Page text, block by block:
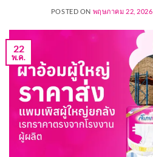
POSTED ON พฤษภาคม 22, 2026
22
พ.ค.